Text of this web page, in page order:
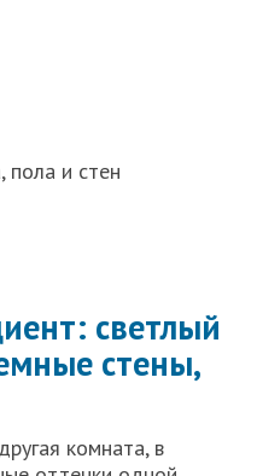
пола и стен
светлый
стены,
комната, в